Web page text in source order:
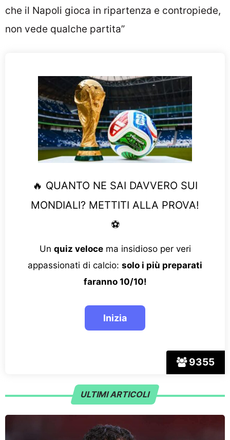
che il Napoli gioca in ripartenza e contropiede,
non vede qualche partita”
9355
🔥 QUANTO NE SAI DAVVERO SUI
MONDIALI? METTITI ALLA PROVA!
⚽
Un quiz velocema insidioso per veri
appassionati di calcio: solo i più preparati
faranno 10/10!
ULTIMI ARTICOLI